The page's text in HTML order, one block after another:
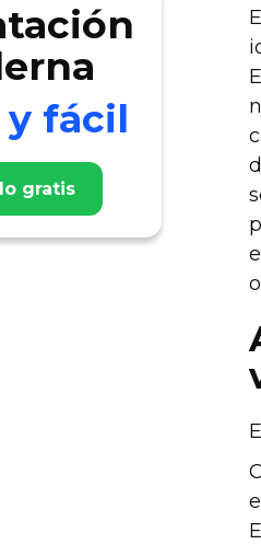
y fácil
gratis